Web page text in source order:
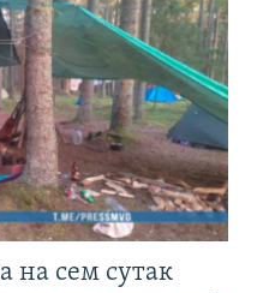
на сем сутак